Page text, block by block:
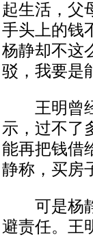
起生活，父
手头上的钱
杨静却不这
驳，我要是
王明曾经
示，过不了
能再把钱借
静称，买房
可是杨静
避责任。王